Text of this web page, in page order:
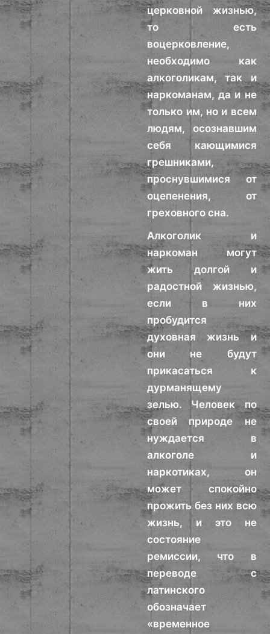
церковной жизнью,
то есть
воцерковление,
необходимо как
алкоголикам, так и
наркоманам, да и не
только им, но и всем
людям, осознавшим
себя кающимися
грешниками,
проснувшимися от
оцепенения, от
греховного сна.
Алкоголик и
наркоман могут
жить долгой и
радостной жизнью,
если в них
пробудится
духовная жизнь и
они не будут
прикасаться к
дурманящему
зелью. Человек по
своей природе не
нуждается в
алкоголе и
наркотиках, он
может спокойно
прожить без них всю
жизнь, и это не
состояние
ремиссии, что в
переводе с
латинского
обозначает
«временное